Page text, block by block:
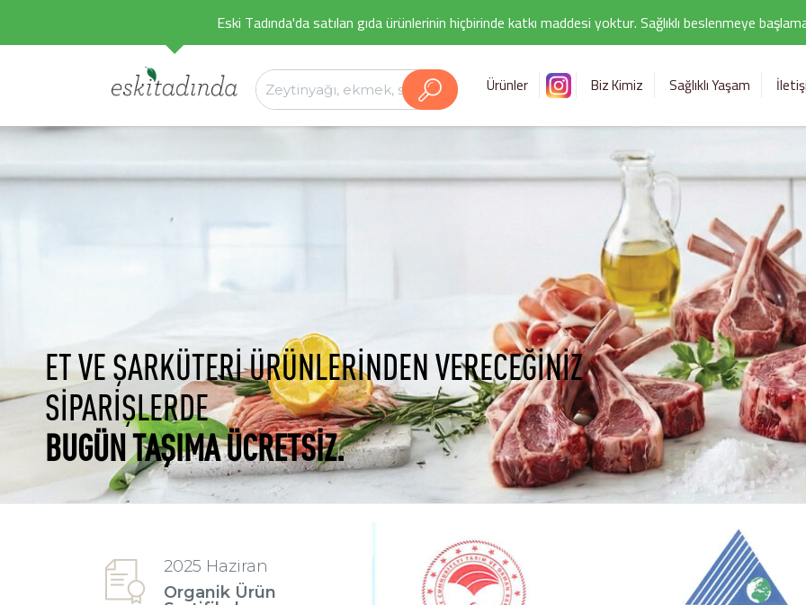
Eski Tadında'da satılan gıda ürünlerinin hiçbirinde katkı maddesi yoktur. Sağlıklı beslenmeye
Ürünler Biz Kimiz Sağlıklı Yaşam
ET VE ŞARKÜTERİ ÜRÜNLERİNDEN VERECEĞİNİZ
SİPARİŞLERDE
BUGÜN TAŞIMA ÜCRETSİZ.
2025 Haziran
Organik Ürün